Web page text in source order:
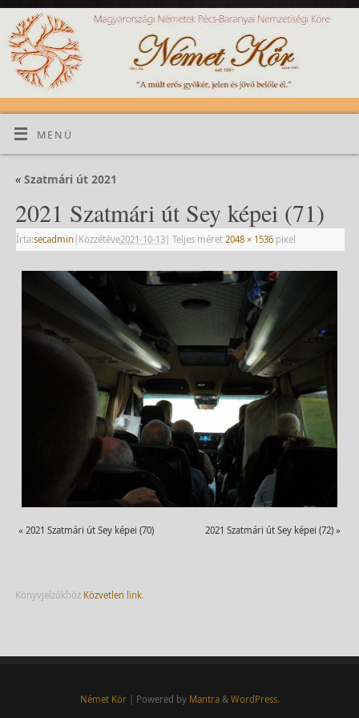
MENÜ
«Szatmári út 2021
2021 Szatmári út Sey képei (71)
Írta:secadmin | Közzétéve2021-10-13| Teljes méret 2048 × 1536pixel
« 2021 Szatmári út Sey képei (70) 2021 Szatmári út Sey képei (72) »
Könyvjelzőkhöz Közvetlen link.
Német Kör| Powered by Mantra& WordPress.